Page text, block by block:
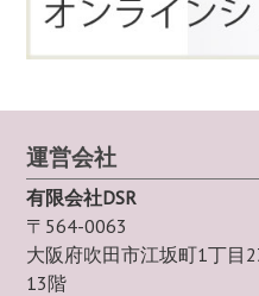
運営会社
有限会社DSR
〒564-0063
大阪府吹田市江坂町1丁目
13階